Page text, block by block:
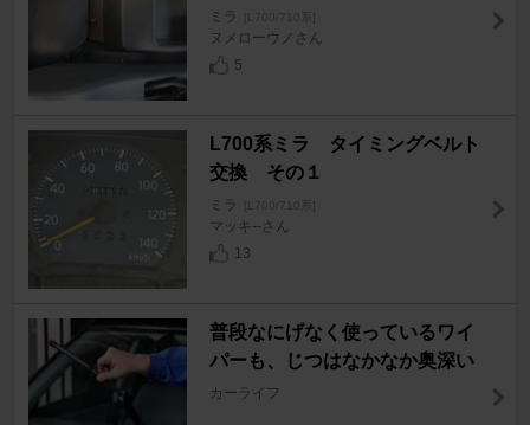
ミラ [L700/710系]
ヌメローウノさん
5
L700系ミラ タイミングベルト
交換 その１
ミラ [L700/710系]
マッキ--さん
13
普段なにげなく使っているワイ
パーも、じつはなかなか奥深い
カーライフ